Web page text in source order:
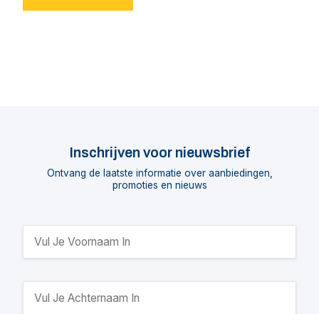
Inschrijven voor nieuwsbrief
Ontvang de laatste informatie over aanbiedingen,
promoties en nieuws